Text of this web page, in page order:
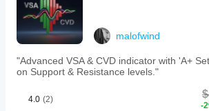
Dane tickowe
Wolumen
sygnały
Przełamanie
Odwrócenie trendu
malofwind
"Advanced VSA & CVD indicator with 'A+
on Support & Resistance levels."
4.0 (2)
-